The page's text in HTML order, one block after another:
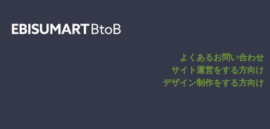
よくあるお問い合わせ
サイト運営をする方向け
デザイン制作をする方向け